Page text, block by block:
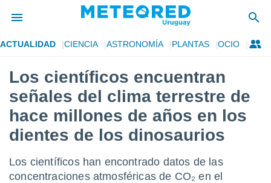
de
ha
por
para
la
que se
a este
las
ACTUALIDAD CIENCIA ASTRONOMÍA PLANTAS OCIO
Los científicos encuentran
señales del clima terrestre de
hace millones de años en los
dientes de los dinosaurios
Los científicos han encontrado datos de las
concentraciones atmosféricas de CO₂ en el